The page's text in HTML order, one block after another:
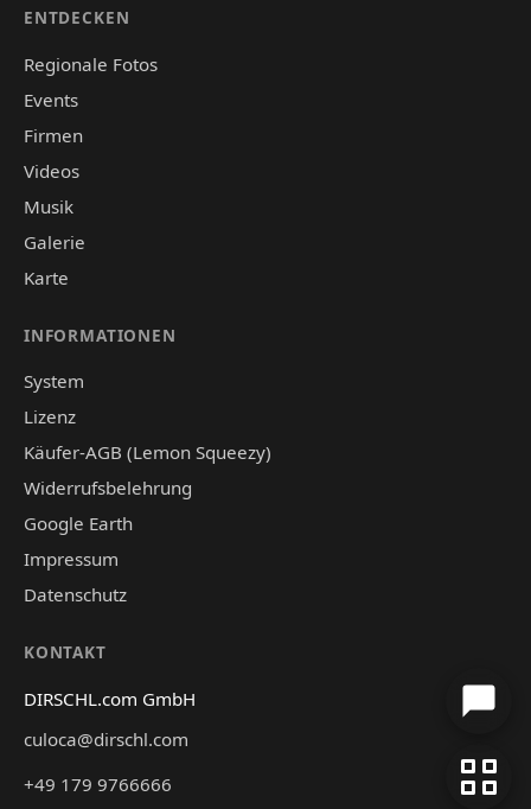
ENTDECKEN
Regionale Fotos
Events
Firmen
Videos
Musik
Galerie
Karte
INFORMATIONEN
System
Lizenz
Käufer-AGB (Lemon Squeezy)
Widerrufsbelehrung
Google Earth
Impressum
Datenschutz
KONTAKT
DIRSCHL.com GmbH
culoca@dirschl.com
+49 179 9766666